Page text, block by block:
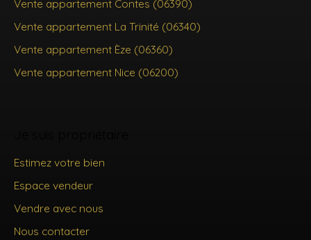
Vente appartement Contes (06390)
Vente appartement La Trinité (06340)
Vente appartement Èze (06360)
Vente appartement Nice (06200)
Estimez votre bien
Espace vendeur
Vendre avec nous
Nous contacter